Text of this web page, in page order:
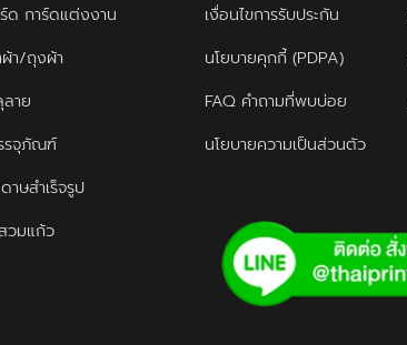
ด การ์ดแต่งงาน
ผ้า/ถุงผ้า
าย
รจุภัณฑ์
าษสำเร็จรูป
วมแก้ว
เงื่อนไขการรับประกัน
นโยบายคุกกี้ (PDPA)
FAQ คำถามที่พบบ่อย
นโยบายความเป็นส่วนตัว